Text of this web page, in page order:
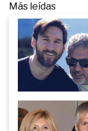
Más leídas